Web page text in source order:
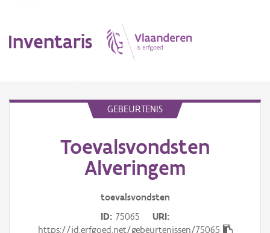
Inventaris
GEBEURTENIS
Toevalsvondsten
Alveringem
toevalsvondsten
ID 75065
URI
https://id.erfgoed.net/gebeurtenissen/75065